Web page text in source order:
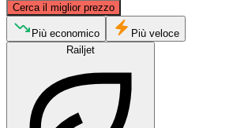
Cerca il miglior prezzo
Più economico
Più veloce
Railjet